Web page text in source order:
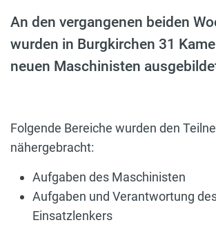
An den vergangenen beiden
wurden in Burgkirchen 31
neuen Maschinisten
Folgende Bereiche wurden den
nähergebracht:
Aufgaben des Maschinisten
Aufgaben und Verantwortung
Einsatzlenkers